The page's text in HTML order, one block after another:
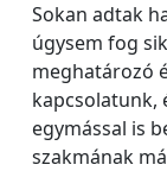
Sokan adtak
úgysem fog
meghatározó
kapcsolatunk,
egymással is
szakmának